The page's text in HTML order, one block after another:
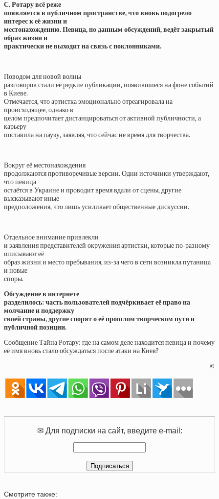
С. Ротару всё реже
появляется в публичном пространстве, что вновь подогрело
интерес к её жизни и
местонахождению. Певица, по данным обсуждений, ведёт закрытый
образ жизни и
практически не выходит на связь с поклонниками.
Поводом для новой волны
разговоров стали её редкие публикации, появившиеся на фоне событий
в Киеве.
Отмечается, что артистка эмоционально отреагировала на
происходящее, однако в
целом предпочитает дистанцироваться от активной публичности, а
карьеру
поставила на паузу, заявляя, что сейчас не время для творчества.
Вокруг её местонахождения
продолжаются противоречивые версии. Одни источники утверждают,
что певица
остаётся в Украине и проводит время вдали от сцены, другие
высказывают иные
предположения, что лишь усиливает общественные дискуссии.
Отдельное внимание привлекли
и заявления представителей окружения артистки, которые по-разному
описывают её
образ жизни и место пребывания, из-за чего в сети возникла путаница
и новые
споры.
Обсуждение в интернете
разделилось: часть пользователей подчёркивает её право на
молчание и поддержку
своей страны, другие спорят о её прошлом творческом пути и
публичной позиции.
Сообщение Тайна Ротару: где на самом деле находится певица и почему
её имя вновь стало обсуждаться после атаки на Киев?
©
✉ Для подписки на сайт, введите e-mail:
Смотрите также: